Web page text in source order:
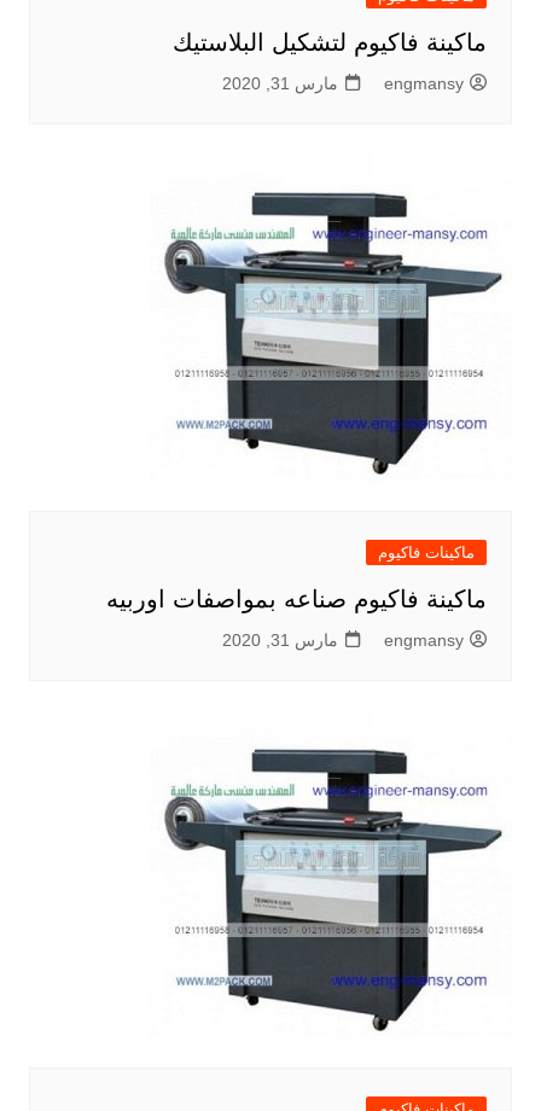
ماكينة فاكيوم لتشكيل البلاستيك
engmansy مارس 31, 2020
ماكينات فاكيوم
ماكينة فاكيوم صناعه بمواصفات اوربيه
engmansy مارس 31, 2020